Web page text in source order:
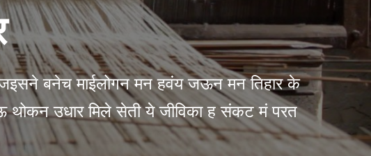
बनेच माईलोगन मन हवंय जऊन मन तिहार के
उधार मिले सेती ये जीविका ह संकट मं परत